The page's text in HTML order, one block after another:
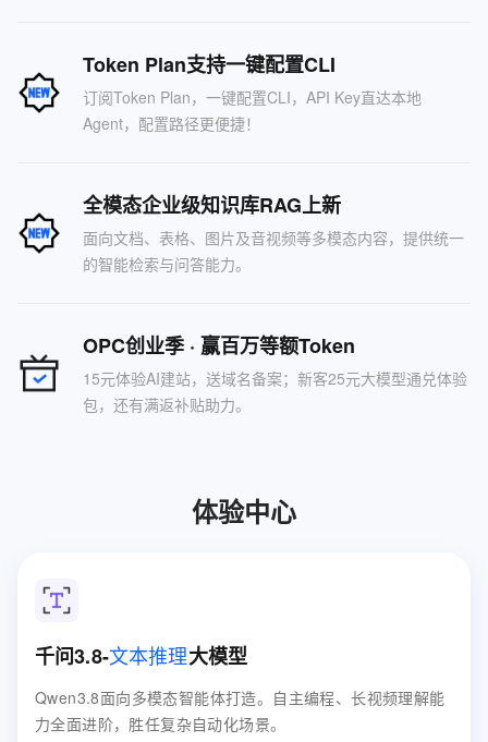
Token Plan支持一键配置CLI
订阅Token Plan，一键配置CLI，API Key直达本地
Agent，配置路径更便捷！
全模态企业级知识库RAG上新
面向文档、表格、图片及音视频等多模态内容，提供统一
的智能检索与问答能力。
OPC创业季 · 赢百万等额Token
15元体验AI建站，送域名备案；新客25元大模型通兑体验
包，还有满返补贴助力。
体验中心
千问3.8-文本推理大模型
Qwen3.8面向多模态智能体打造。自主编程、长视频理解能
力全面进阶，胜任复杂自动化场景。